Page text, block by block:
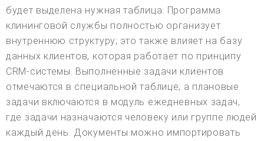
будет выделена нужная таблица. Программа
клининговой службы полностью организует
внутреннюю структуру; это также влияет на базу
данных клиентов, которая работает по принципу
CRM-системы. Выполненные задачи клиентов
отмечаются в специальной таблице, а плановые
задачи включаются в модуль ежедневных задач,
где задачи назначаются человеку или группе людей
каждый день. Документы можно импортировать